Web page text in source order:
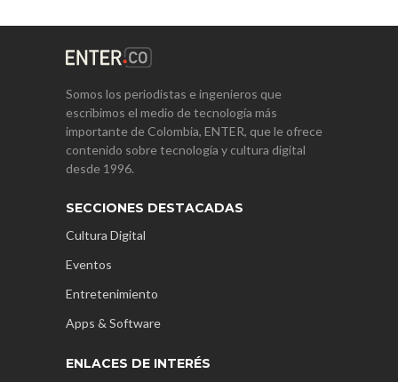
Somos los periodistas e ingenieros que
escribimos el medio de tecnología más
importante de Colombia, ENTER, que le ofrece
contenido sobre tecnología y cultura digital
desde 1996.
SECCIONES DESTACADAS
Cultura Digital
Eventos
Entretenimiento
Apps & Software
ENLACES DE INTERÉS